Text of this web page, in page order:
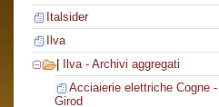
Italsider
Ilva
Ilva - Archivi aggregati
Acciaierie elettriche Cogne -
Girod